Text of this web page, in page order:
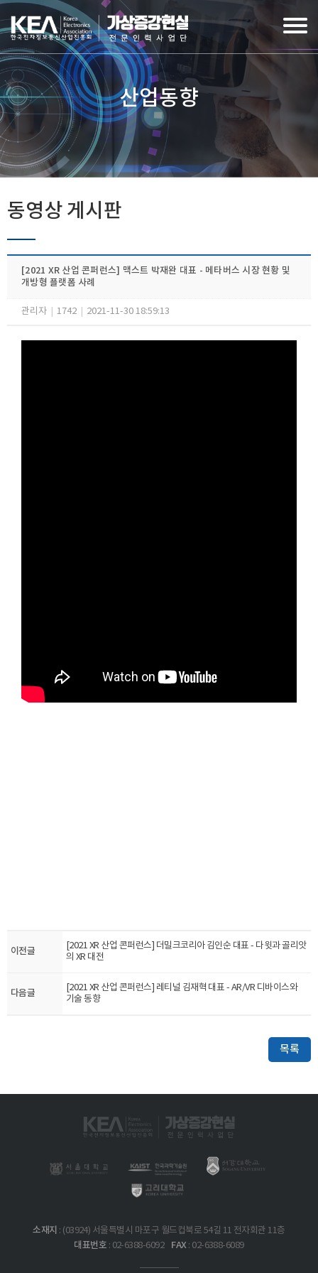
산업동향
동영상 게시판
[2021 XR 산업 콘퍼런스] 맥스트 박재완 대표 - 메타버스 시장 현황 및
개방형 플랫폼 사례
관리자 1742 2021-11-30 18:59:13
이전글
[2021 XR 산업 콘퍼런스] 더밀크코리아 김인순 대표 - 다윗과 골리앗
의 XR 대전
다음글
[2021 XR 산업 콘퍼런스] 레티널 김재혁 대표 - AR/VR 디바이스와
기술 동향
목록
소재지 : (03924) 서울특별시 마포구 월드컵북로 54길 11 전자회관 11층
대표번호 : 02-6388-6092 FAX: 02-6388-6089